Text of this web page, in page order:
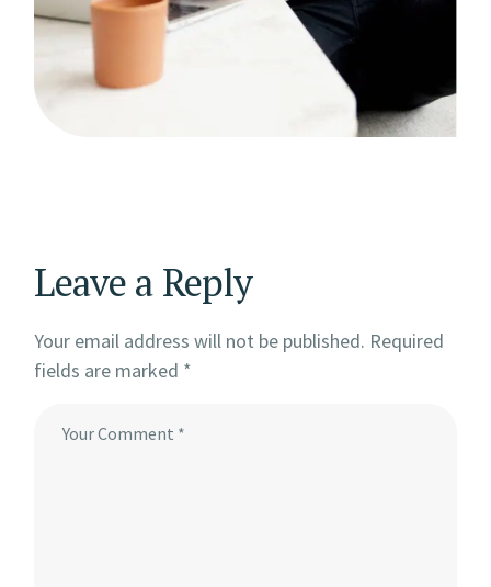
Leave a Reply
Your email address will not be published. Required
fields are marked *